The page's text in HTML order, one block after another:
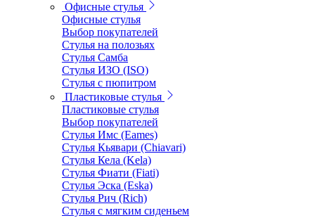
Офисные стулья
Офисные стулья
Выбор покупателей
Стулья на полозьях
Стулья Самба
Стулья ИЗО (ISO)
Стулья с пюпитром
Пластиковые стулья
Пластиковые стулья
Выбор покупателей
Стулья Имс (Eames)
Стулья Кьявари (Chiavari)
Стулья Кела (Kela)
Стулья Фиати (Fiati)
Стулья Эска (Eska)
Стулья Рич (Rich)
Стулья с мягким сиденьем